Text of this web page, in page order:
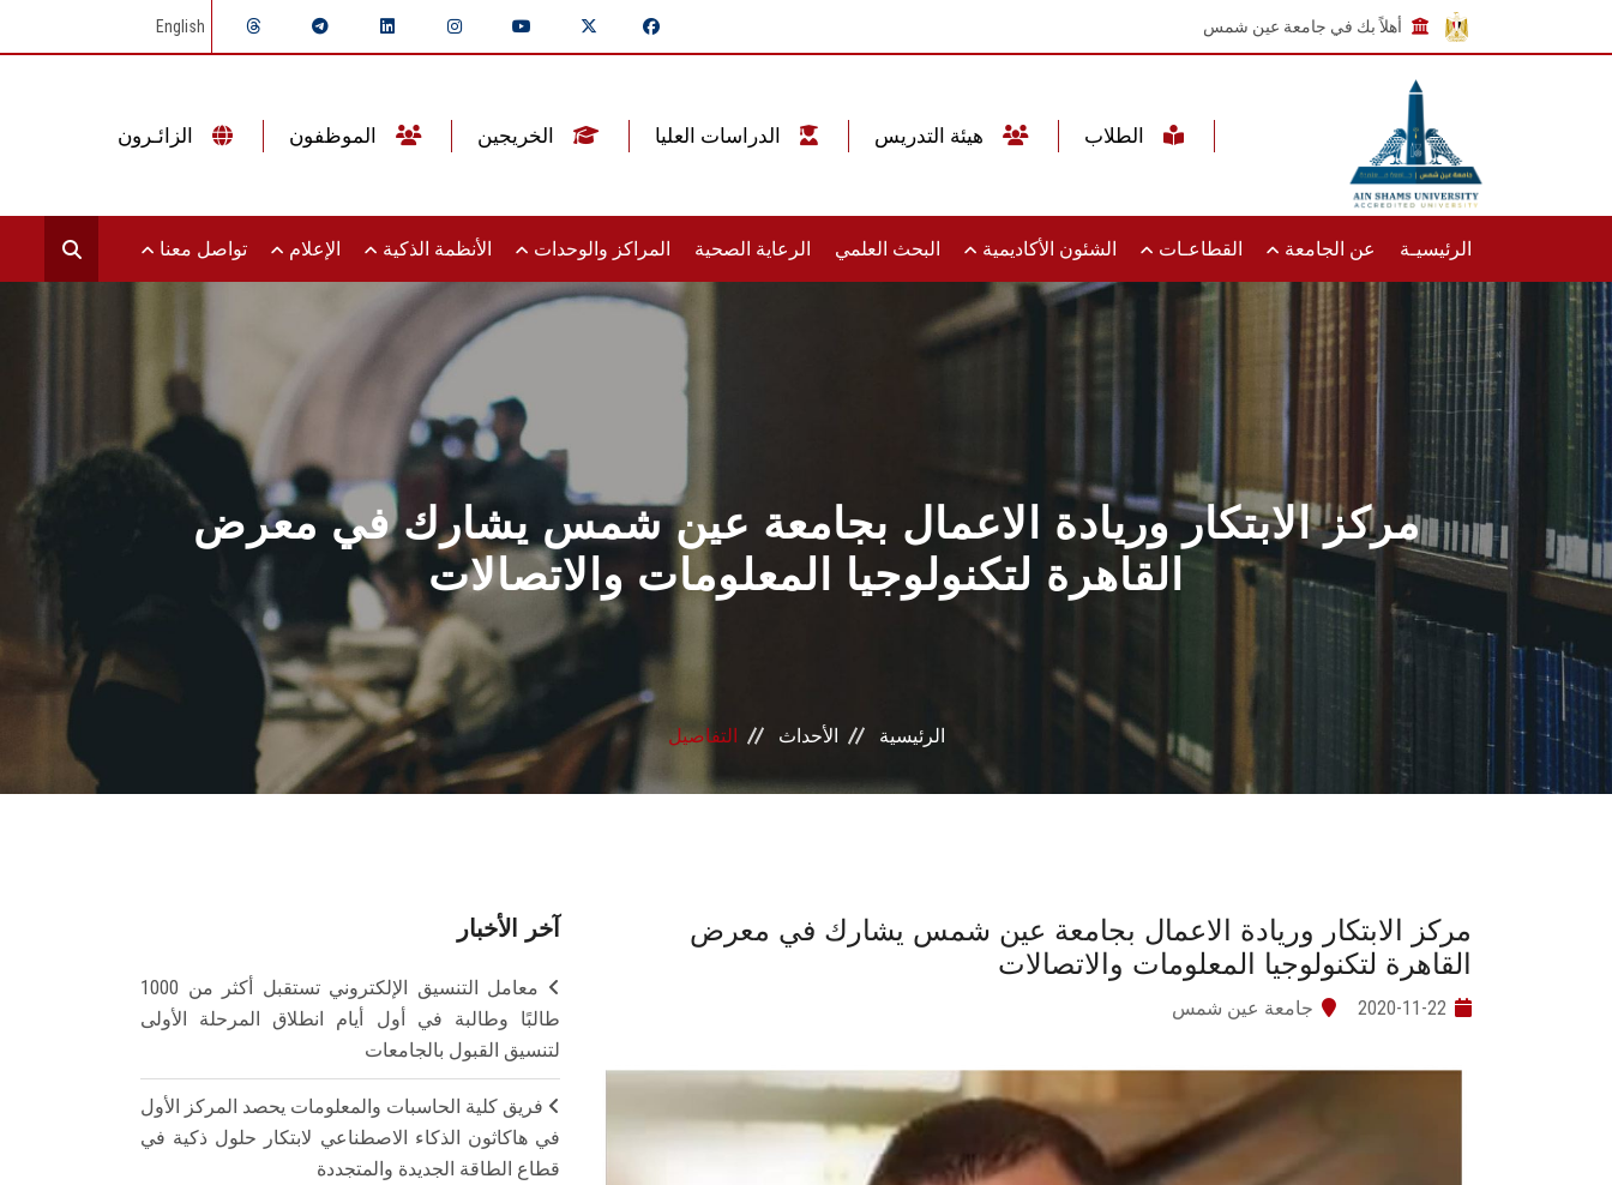
أهلاً بك في جامعة عين شمس English
الرئيسيـة عن الجامعة القطاعـات الشئون الأكاديمية البحث العلمي الرعاية الصحية المراكز والوحدات الأنظمة الذكية الإعلام تواصل معنا
مركز الابتكار وريادة الاعمال بجامعة عين شمس يشارك في معرض
القاهرة لتكنولوجيا المعلومات والاتصالات
الرئيسية الأحداث التفاصيل
مركز الابتكار وريادة الاعمال بجامعة عين شمس يشارك في معرض
القاهرة لتكنولوجيا المعلومات والاتصالات
2020-11-22 جامعة عين شمس
آخر الأخبار
معامل التنسيق الإلكتروني تستقبل أكثر من 1000
طالبًا وطالبة في أول أيام انطلاق المرحلة الأولى
لتنسيق القبول بالجامعات
فريق كلية الحاسبات والمعلومات يحصد المركز الأول
في هاكاثون الذكاء الاصطناعي لابتكار حلول ذكية في
قطاع الطاقة الجديدة والمتجددة